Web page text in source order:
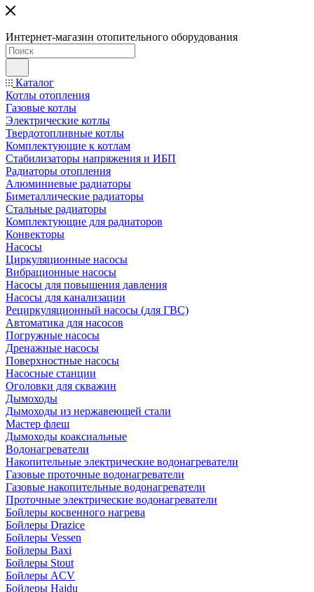
Интернет-магазин отопительного оборудования
Каталог
Котлы отопления
Газовые котлы
Электрические котлы
Твердотопливные котлы
Комплектующие к котлам
Стабилизаторы напряжения и ИБП
Радиаторы отопления
Алюминиевые радиаторы
Биметаллические радиаторы
Стальные радиаторы
Комплектующие для радиаторов
Конвекторы
Насосы
Циркуляционные насосы
Вибрационные насосы
Насосы для повышения давления
Насосы для канализации
Рециркуляционный насосы (для ГВС)
Автоматика для насосов
Погружные насосы
Дренажные насосы
Поверхностные насосы
Насосные станции
Оголовки для скважин
Дымоходы
Дымоходы из нержавеющей стали
Мастер флеш
Дымоходы коаксиальные
Водонагреватели
Накопительные электрические водонагреватели
Газовые проточные водонагреватели
Газовые накопительные водонагреватели
Проточные электрические водонагреватели
Бойлеры косвенного нагрева
Бойлеры Drazice
Бойлеры Vessen
Бойлеры Baxi
Бойлеры Stout
Бойлеры ACV
Бойлеры Hajdu